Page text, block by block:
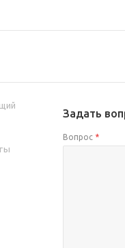
Задать
Вопрос *